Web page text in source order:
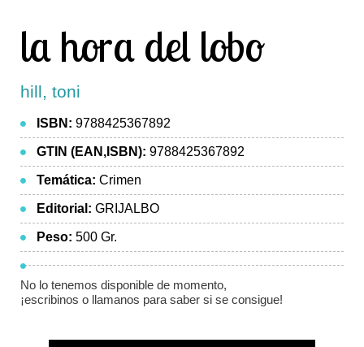
la hora del lobo
hill, toni
ISBN: 9788425367892
GTIN (EAN,ISBN): 9788425367892
Temática: Crimen
Editorial: GRIJALBO
Peso: 500 Gr.
No lo tenemos disponible de momento,
¡escribinos o llamanos para saber si se consigue!